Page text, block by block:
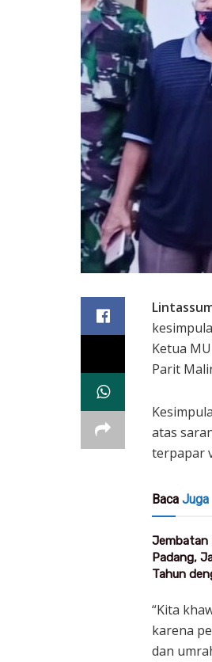
Ketua
Parit
atas
terpapar
Baca Juga
Jembatan
Padang,
Tahun
“Kita
karena
dan